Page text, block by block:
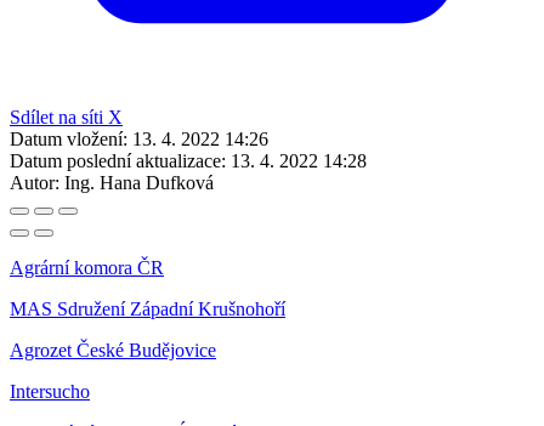
Sdílet na síti X
Datum vložení: 13. 4. 2022 14:26
Datum poslední aktualizace: 13. 4. 2022 14:28
Autor: Ing. Hana Dufková
Agrární komora ČR
MAS Sdružení Západní Krušnohoří
Agrozet České Budějovice
Intersucho